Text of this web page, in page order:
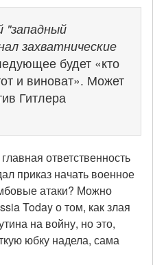
"западный
захватнические
будет «кто
и виноват». Может
Гитлера
ответственность
приказ начать военное
атаки? Можно
Today о том, как злая
на войну, но это,
юбку надела, сама